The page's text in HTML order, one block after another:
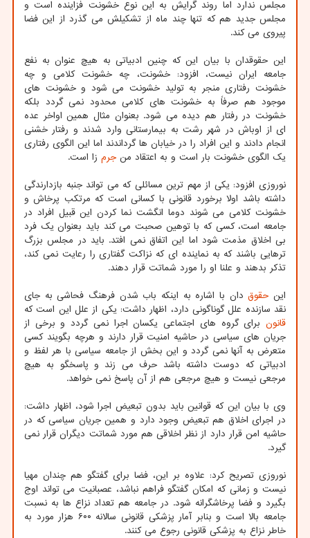
مجلس ندارد اما روند گرایش به این نوع خشونت فزاینده است و
مجلس جدید هم که تنها چند ماه از تشکیلش می گذرد از این فضا
پیروی می کند.
این حقوقدان با بیان این که چنین ادبیاتی به هیچ عنوان به نفع
جامعه ایران نیست، افزود: خشونت، چه خشونت کلامی و چه
خشونت رفتاری منجر به تولید خشونت می شود و خشونت های
موجود هم صرفاً به خشونت های کلامی محدود نمی گردد بلکه
خشونت در رفتار هم دیده می شود. بعنوان مثال همین اواخر عده
ای از اوباش در شهر رشت به بیمارستانی وارد شدند و رفتار خشنی
انجام دادند و این افراد را در خیابان ها گرداندند اما این الگوی رفتاری
یک الگوی خشونت بار است و به اعتقاد من جرم زا است.
نوروزی افزود: یکی از مهم ترین مسائلی که می تواند جنبه بازدارندگی
داشته باشد اولا برخورد قانونی با کسانی است که مرتکب پرخاش و
خشونت کلامی می شوند دوما انگشت نما کردن این قبیل افراد در
جامعه است، کسی که با توهین صحبت می کند باید بعنوان یک فرد
بی اخلاق مذمت شود اما این اتفاق نمی افتد. باید در مجلس بزرگ
ترهایی باشند که به نماینده ای که نزاکت گفتاری را رعایت نمی کند،
تذکر بدهند و علنا او را مورد شماتت قرار دهند.
این حقوقدان با اشاره به اینکه باب شدن فرهنگ فحاشی به جای
نقد سازنده علل گوناگونی دارد، اظهار داشت: یکی از علل این است که
قانون برای گروه های اجتماعی یکسان اجرا نمی گردد و برخی از
جریان های سیاسی در حاشیه امنیت قرار دارند و هرچه بگویند کسی
متعرض به آنها نمی گردد و این بخش از جامعه سیاسی با هر لفظ و
ادبیاتی که دوست داشته باشد حرف می زند و پاسخگو به هیچ
مرجعی نیست و هیچ مرجعی هم از آن پاسخ نمی خواهد.
وی با بیان این که قوانین باید بدون تبعیض اجرا شود، اظهار داشت:
در اجرای اخلاق هم تبعیض وجود دارد و همین جریان سیاسی که در
حاشیه امن قرار دارد از نظر اخلاقی هم مورد شماتت دیگران قرار نمی
گیرد.
نوروزی تصریح کرد: علاوه بر این، فضا برای گفتگو هم چندان مهیا
نیست و زمانی که امکان گفتگو فراهم نباشد، عصبانیت می تواند اوج
بگیرد و فضا پرخاشگرانه شود. در جامعه هم تعداد نزاع ها به نسبت
جامعه بالا است و بنابر آمار پزشکی قانونی سالانه ۶۰۰ هزار مورد به
خاطر نزاع به پزشکی قانونی رجوع می کنند.